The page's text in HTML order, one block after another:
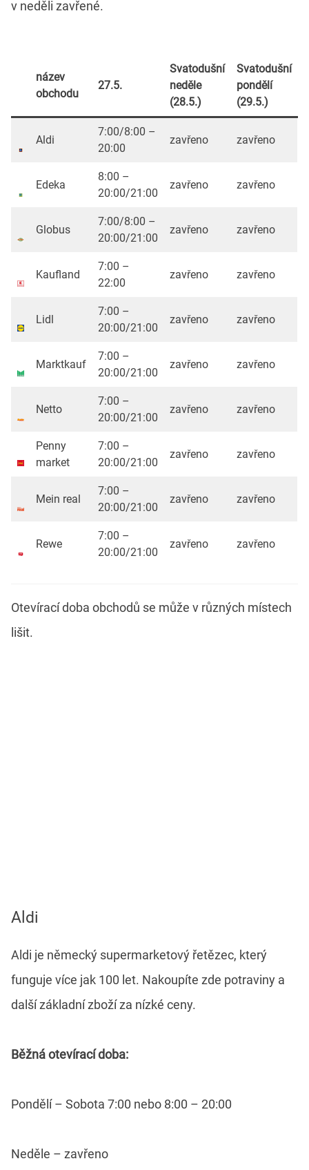
v neděli zavřené.
název
obchodu
27.5.
Svatodušní
neděle
(28.5.)
Svatodušní
pondělí
(29.5.)
Aldi
7:00/8:00 –
20:00
zavřeno zavřeno
Edeka
8:00 –
20:00/21:00
zavřeno zavřeno
Globus
7:00/8:00 –
20:00/21:00
zavřeno zavřeno
Kaufland
7:00 –
22:00
zavřeno zavřeno
Lidl
7:00 –
20:00/21:00
zavřeno zavřeno
Marktkauf
7:00 –
20:00/21:00
zavřeno zavřeno
Netto
7:00 –
20:00/21:00
zavřeno zavřeno
Penny
market
7:00 –
20:00/21:00
zavřeno zavřeno
Mein real
7:00 –
20:00/21:00
zavřeno zavřeno
Rewe
7:00 –
20:00/21:00
zavřeno zavřeno
Otevírací doba obchodů se může v různých místech
lišit.
Aldi
Aldi je německý supermarketový řetězec, který
funguje více jak 100 let. Nakoupíte zde potraviny a
další základní zboží za nízké ceny.
Běžná otevírací doba:
Pondělí – Sobota 7:00 nebo 8:00 – 20:00
Neděle – zavřeno